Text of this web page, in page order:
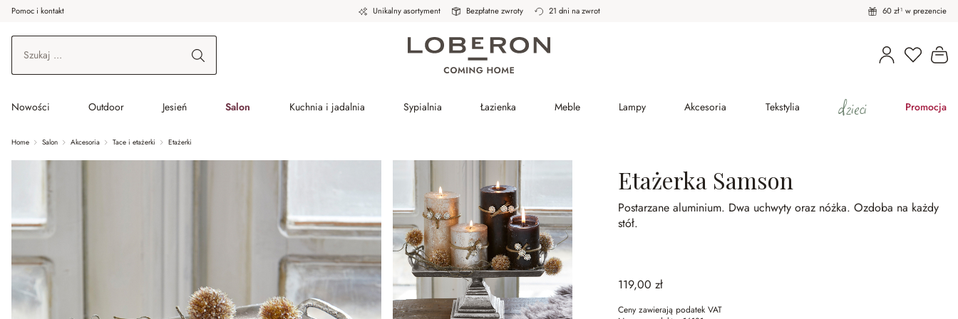
do wątku głównego
Przejdź do wyszukiwania
Przejdź do głównej nawigacji
Pomoc i kontakt Unikalny asortyment Bezpłatne zwroty 21 dni na zwrot 60 zł¹ w prezencie
Masz
Nowości Outdoor Jesień Salon Kuchnia i jadalnia Sypialnia Łazienka Meble Lampy Akcesoria Tekstylia dzieci Promocja
Home Salon Akcesoria Tace i etażerki Etażerki
Etażerka Samson
Postarzane aluminium. Dwa uchwyty oraz nóżka.Ozdoba na każdy
stół.
119,00 zł
Ceny zawierają podatek VAT